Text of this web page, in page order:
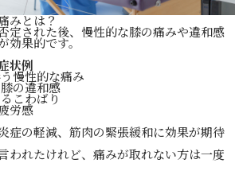
みとは？
定された後、慢性的な膝の痛みや違和感
効果的です。
状例
慢性的な痛み
の違和感
こわばり
労感
症の軽減、筋肉の緊張緩和に効果が期待
われたけれど、痛みが取れない方は一度